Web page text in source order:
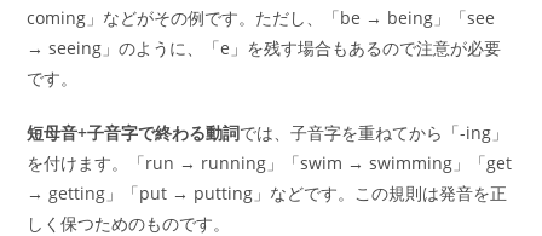
coming」などがその例です。ただし、「be → being」「see
→ seeing」のように、「e」を残す場合もあるので注意が必要
です。
短母音+子音字で終わる動詞では、子音字を重ねてから「-ing」
を付けます。「run → running」「swim → swimming」「get
→ getting」「put → putting」などです。この規則は発音を正
しく保つためのものです。